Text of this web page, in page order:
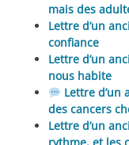
mais des
Lettre d’un
confiance
Lettre d’un
nous habite
Lettre
des cancers
Lettre d’un